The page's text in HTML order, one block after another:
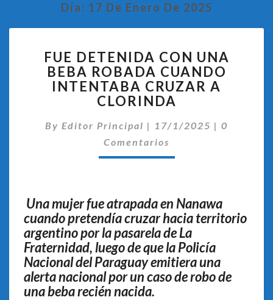
Día: 17 De Enero De 2025
DETENIDA
CON
UNA
BEBA
CUANDO
INTENTABA
FUE DETENIDA CON UNA
BEBA ROBADA CUANDO
INTENTABA CRUZAR A
CLORINDA
By Editor Principal | 17/1/2025 | 0
Comentarios
Una mujer fue atrapada en Nanawa
cuando pretendía cruzar hacia territorio
argentino por la pasarela de La
Fraternidad, luego de que la Policía
Nacional del Paraguay emitiera una
alerta nacional por un caso de robo de
una beba recién nacida.